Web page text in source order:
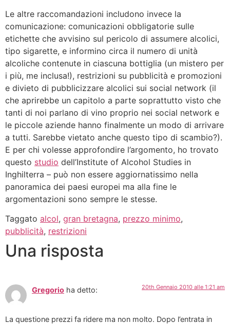
Le altre raccomandazioni includono invece la
comunicazione: comunicazioni obbligatorie sulle
etichette che avvisino sul pericolo di assumere alcolici,
tipo sigarette, e informino circa il numero di unità
alcoliche contenute in ciascuna bottiglia (un mistero per
i più, me inclusa!), restrizioni su pubblicità e promozioni
e divieto di pubblicizzare alcolici sui social network (il
che aprirebbe un capitolo a parte soprattutto visto che
tanti di noi parlano di vino proprio nei social network e
le piccole aziende hanno finalmente un modo di arrivare
a tutti. Sarebbe vietato anche questo tipo di scambio?).
E per chi volesse approfondire l’argomento, ho trovato
questo studio dell’Institute of Alcohol Studies in
Inghilterra – può non essere aggiornatissimo nella
panoramica dei paesi europei ma alla fine le
argomentazioni sono sempre le stesse.
Taggato alcol, gran bretagna, prezzo minimo,
pubblicità, restrizioni
Una risposta
Gregorio ha detto: 20th Gennaio 2010 alle 1:21 am
La questione prezzi fa ridere ma non molto. Dopo l’entrata in